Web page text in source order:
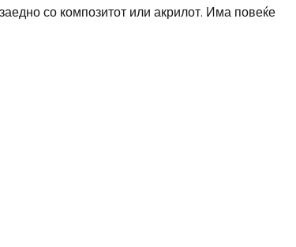
со композитот или акрилот. Има повеќе